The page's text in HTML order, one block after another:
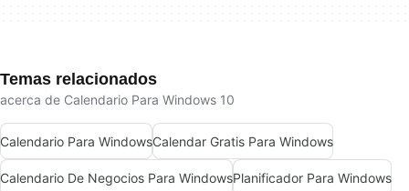
Temas relacionados
acerca de Calendario Para Windows 10
Calendario Para WindowsCalendar Gratis Para Windows
Calendario De Negocios Para WindowsPlanificador Para Windows